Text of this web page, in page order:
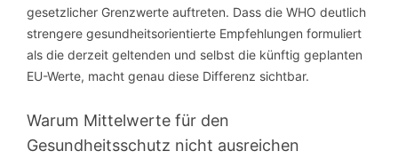
gesetzlicher Grenzwerte auftreten. Dass die WHO deutlich
strengere gesundheitsorientierte Empfehlungen formuliert
als die derzeit geltenden und selbst die künftig geplanten
EU-Werte, macht genau diese Differenz sichtbar.
Warum Mittelwerte für den
Gesundheitsschutz nicht ausreichen